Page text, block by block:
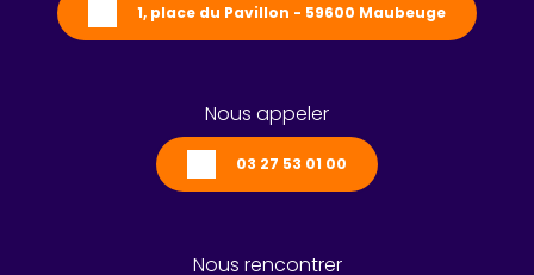
1, place du Pavillon - 59600 Maubeuge
Nous appeler
03 27 53 01 00
Nous rencontrer